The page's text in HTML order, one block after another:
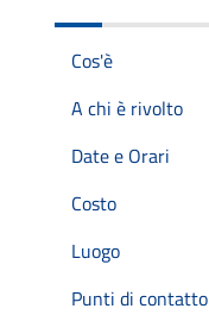
Cos'è
A chi è rivolto
Date e Orari
Costo
Luogo
Punti di contatto